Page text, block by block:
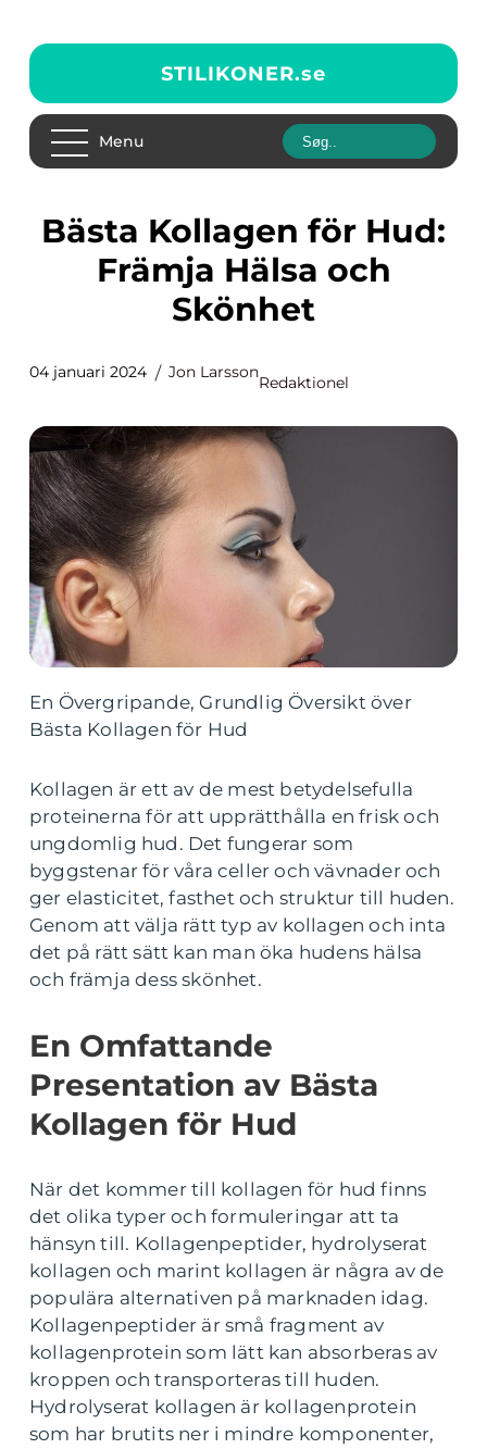
STILIKONER.se
Menu
Bästa Kollagen för Hud:
Främja Hälsa och
Skönhet
04 januari 2024 Jon Larsson
Redaktionel
En Övergripande, Grundlig Översikt över
Bästa Kollagen för Hud
Kollagen är ett av de mest betydelsefulla
proteinerna för att upprätthålla en frisk och
ungdomlig hud. Det fungerar som
byggstenar för våra celler och vävnader och
ger elasticitet, fasthet och struktur till huden.
Genom att välja rätt typ av kollagen och inta
det på rätt sätt kan man öka hudens hälsa
och främja dess skönhet.
En Omfattande
Presentation av Bästa
Kollagen för Hud
När det kommer till kollagen för hud finns
det olika typer och formuleringar att ta
hänsyn till. Kollagenpeptider, hydrolyserat
kollagen och marint kollagen är några av de
populära alternativen på marknaden idag.
Kollagenpeptider är små fragment av
kollagenprotein som lätt kan absorberas av
kroppen och transporteras till huden.
Hydrolyserat kollagen är kollagenprotein
som har brutits ner i mindre komponenter,